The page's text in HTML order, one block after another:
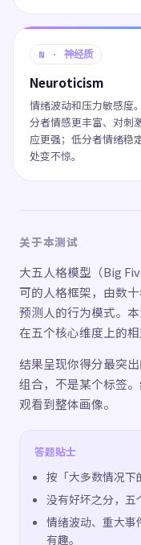
N · 神经质
Neuroticism
情绪波动和压力敏感度
分者情感更丰富、对刺
应更强；低分者情绪稳定
处变不惊。
关于本测试
大五人格模型（Big
可的人格框架，由数
预测人的行为模式。
在五个核心维度上的相
结果呈现你得分最突
组合，不是某个标签
观看到整体画像。
答题贴士
按「大多数情况下
没有好坏之分，五
情绪波动、重大事
有趣。